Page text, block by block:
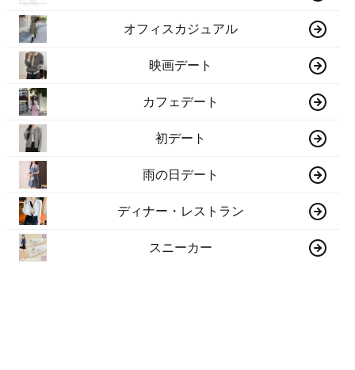
オフィスカジュアル
映画デート
カフェデート
初デート
雨の日デート
ディナー・レストラン
スニーカー